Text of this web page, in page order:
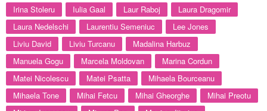
Irina Stoleru
Iulia Gaal Laur Raboj
Laura Dragomir
Laura Nedelschi
Laurentiu Semeniuc
Lee Jones
Liviu David
Liviu Turcanu
Madalina Harbuz
Manuela Gogu
Marcela Moldovan
Marina Cordun
Matei Nicolescu
Matei Psatta
Mihaela Bourceanu
Mihaela Tone
Mihai Fetcu Mihai Gheorghe
Mihai Preotu